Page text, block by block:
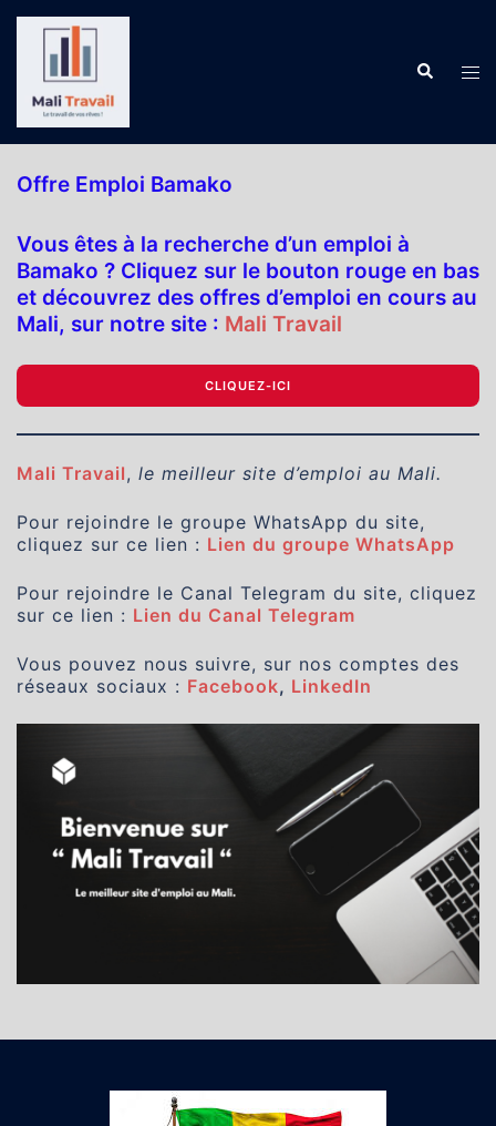
contenu
Offre Emploi Bamako
Vous êtes à la recherche d’un emploi à
Bamako ? Cliquez sur le bouton rouge en bas
et découvrez des offres d’emploi en cours au
Mali, sur notre site : Mali Travail
CLIQUEZ-ICI
Mali Travail, le meilleur site d’emploi au Mali.
Pour rejoindre le groupe WhatsApp du site,
cliquez sur ce lien : Lien du groupe WhatsApp
Pour rejoindre le Canal Telegram du site, cliquez
sur ce lien : Lien du Canal Telegram
Vous pouvez nous suivre, sur nos comptes des
réseaux sociaux : Facebook, LinkedIn